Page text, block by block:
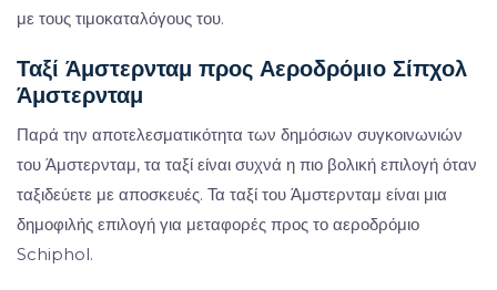
με τους τιμοκαταλόγους του.
Ταξί Άμστερνταμ προς Αεροδρόμιο Σίπχολ
Άμστερνταμ
Παρά την αποτελεσματικότητα των δημόσιων συγκοινωνιών
του Άμστερνταμ, τα ταξί είναι συχνά η πιο βολική επιλογή όταν
ταξιδεύετε με αποσκευές. Τα ταξί του Άμστερνταμ είναι μια
δημοφιλής επιλογή για μεταφορές προς το αεροδρόμιο
Schiphol.